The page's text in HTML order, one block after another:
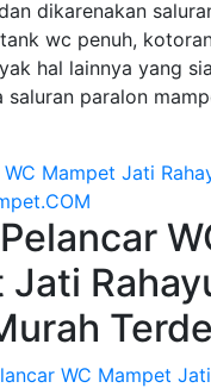
dikarenakan
wc penuh,
hal lainnya yang
saluran paralon
WC Mampet